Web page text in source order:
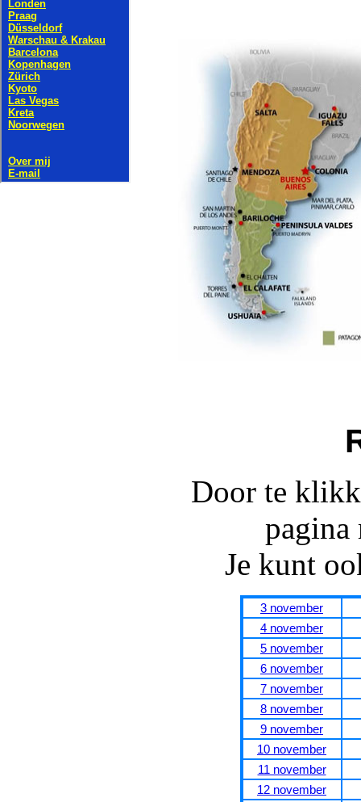
Door te
pagina
Je kunt
3 november
4 november
5 november
6 november
7 november
8 november
9 november
10 november
11 november
12 november